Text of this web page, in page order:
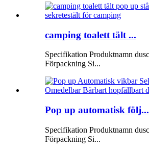
camping toalett tält ...
Specifikation Produktnamn
Förpackning Si...
Pop up automatisk följ...
Specifikation Produktnamn
Förpackning Si...